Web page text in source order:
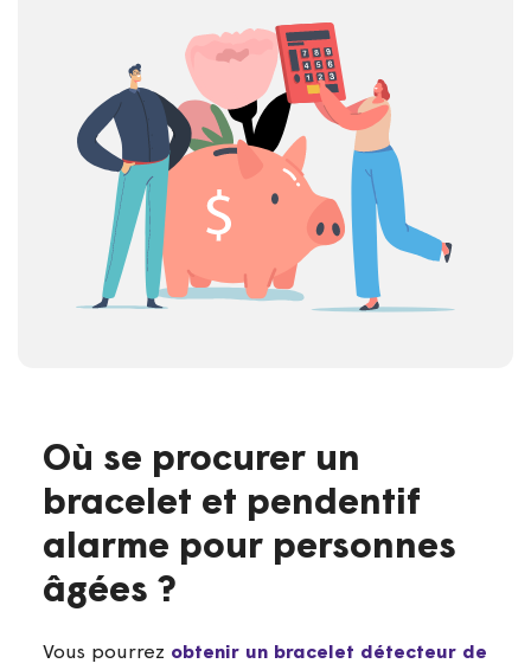
Où se procurer un
bracelet et pendentif
alarme pour personnes
âgées ?
Vous pourrez obtenir un bracelet détecteur de